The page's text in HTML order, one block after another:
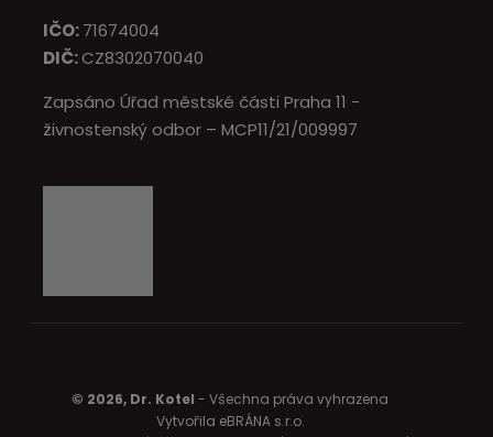
IČO:71674004
DIČ:CZ8302070040
Zapsáno Úřad městské části Praha 11 -
živnostenský odbor – MCP11/21/009997
© 2026, Dr. Kotel - Všechna práva vyhrazena
Vytvořila eBRÁNA s.r.o.